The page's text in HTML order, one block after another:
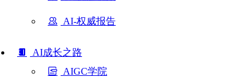
AI-权威报告
AI成长之路
AIGC学院